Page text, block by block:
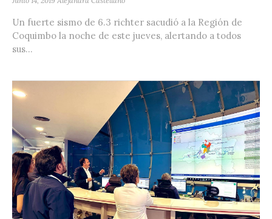
Un fuerte sismo de 6.3 richter sacudió a la Región de
Coquimbo la noche de este jueves, alertando a todos
sus...